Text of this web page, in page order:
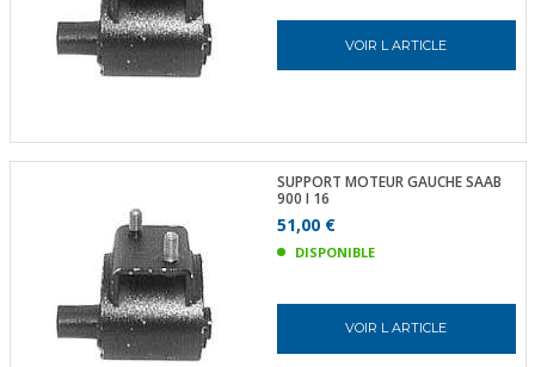
VOIR L ARTICLE
SUPPORT MOTEUR GAUCHE SAAB
900 I 16
51,00 €
DISPONIBLE
VOIR L ARTICLE